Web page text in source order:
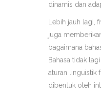
dinamis dan
Lebih jauh lagi,
juga
bagaimana
Bahasa tidak
aturan linguistik
dibentuk oleh